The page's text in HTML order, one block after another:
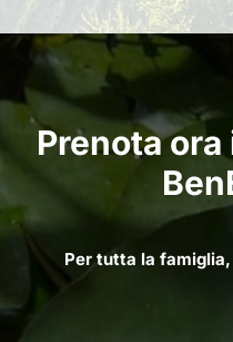
Prenota
Per tutta la